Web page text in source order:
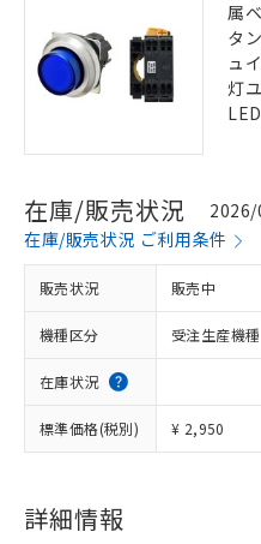
属
タ
ュ
灯
在庫/販売状況
2026/
在庫/販売状況 ご利用条件
販売状況 販売中
機種区分 受注生産機種
在庫状況
標準価格(税別) ¥ 2,950
詳細情報